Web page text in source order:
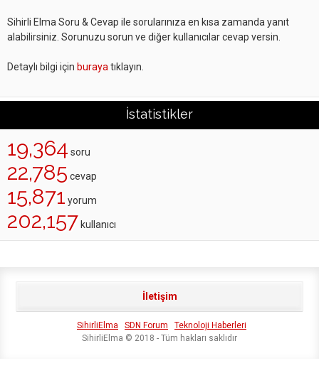
Sihirli Elma Soru & Cevap ile sorularınıza en kısa zamanda yanıt
alabilirsiniz. Sorunuzu sorun ve diğer kullanıcılar cevap versin.
Detaylı bilgi için buraya tıklayın.
İstatistikler
19,364 soru
22,785 cevap
15,871 yorum
202,157 kullanıcı
İletişim
SihirliElma SDN Forum
Teknoloji Haberleri
SihirliElma © 2018 - Tüm hakları saklıdır